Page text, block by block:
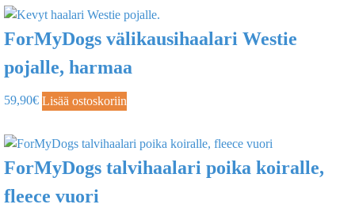
ForMyDogs välikausihaalari Westie
pojalle, harmaa
59,90€ Lisää ostoskoriin
ForMyDogs talvihaalari poika koiralle,
fleece vuori